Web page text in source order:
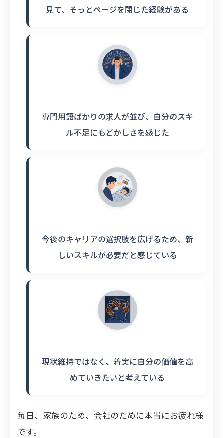
見て、そっとページを閉じた経験がある
専門用語ばかりの求人が並び、自分のスキ
ル不足にもどかしさを感じた
今後のキャリアの選択肢を広げるため、新
しいスキルが必要だと感じている
現状維持ではなく、着実に自分の価値を高
めていきたいと考えている
毎日、家族のため、会社のために本当にお疲れ様
です。